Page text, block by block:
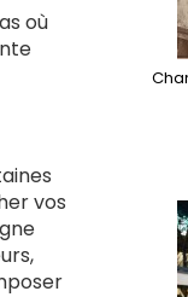
où
vos